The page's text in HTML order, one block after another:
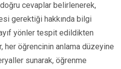
cevaplar belirlenerek,
gerektiği hakkında bilgi
yönler tespit edildikten
her öğrencinin anlama düzeyine
sunarak, öğrenme